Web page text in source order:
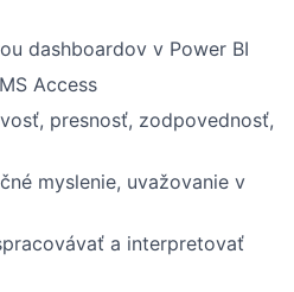
dashboardov v Power BI
Access
presnosť, zodpovednosť,
myslenie, uvažovanie v
a interpretovať